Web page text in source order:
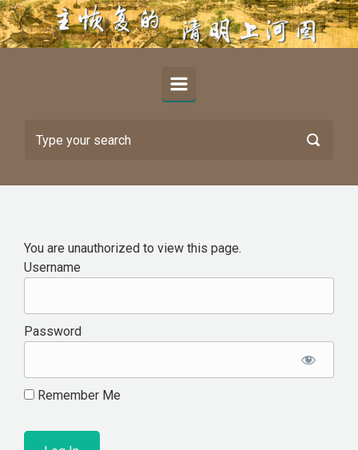
Skip to main content
You are unauthorized to view this page.
Username
Password
Remember Me